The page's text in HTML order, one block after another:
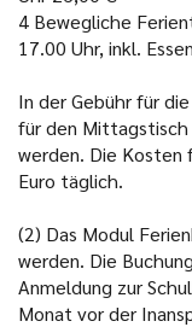
4 Bewegliche
17.00 Uhr, inkl. Essen
In der Gebühr für
für den
werden. Die
Euro täglich.
(2) Das Modul
werden. Die
Anmeldung zur
Monat vor der